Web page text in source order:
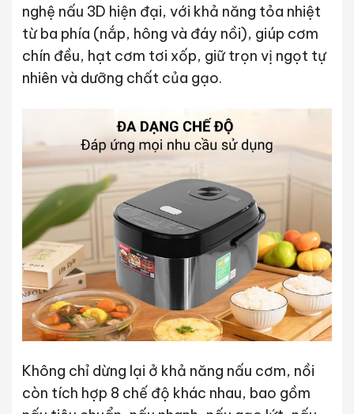
nghệ nấu 3D hiện đại, với khả năng tỏa nhiệt
từ ba phía (nắp, hông và đáy nồi), giúp cơm
chín đều, hạt cơm tơi xốp, giữ trọn vị ngọt tự
nhiên và dưỡng chất của gạo.
Không chỉ dừng lại ở khả năng nấu cơm, nồi
còn tích hợp 8 chế độ khác nhau, bao gồm